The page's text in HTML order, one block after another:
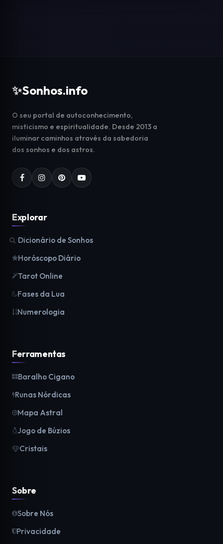
✨Sonhos.info
O seu portal de autoconhecimento,
misticismo e espiritualidade. Desde 2013 a
iluminar caminhos através da sabedoria
dos sonhos e dos astros.
Explorar
Dicionário de Sonhos
Horóscopo Diário
Tarot Online
Fases da Lua
Numerologia
Ferramentas
Baralho Cigano
Runas Nórdicas
Mapa Astral
Jogo de Búzios
Cristais
Sobre
Sobre Nós
Privacidade